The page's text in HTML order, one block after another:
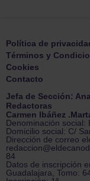
Política de
Términos y
Cookies
Contacto
Jefa de Sección:
Redactoras
Carmen Ibáñez
Denominación social:
Domicilio social: C/
Dirección de correo
84
Datos de inscripción
Guadalajara, Tomo: